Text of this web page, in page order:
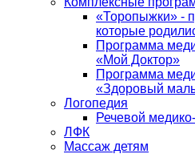
«Торопыжки» -
которые
Программа
«Мой Доктор»
Программа
«Здоровый
Логопедия
Речевой
ЛФК
Массаж детям